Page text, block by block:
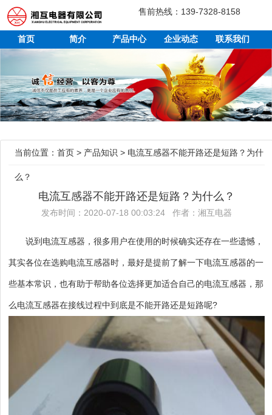
售前热线：139-7328-8158
首页 简介 产品中心 企业动态 联系我们
当前位置：首页 > 产品知识 > 电流互感器不能开路还是短路？为什
么？
电流互感器不能开路还是短路？为什么？
发布时间：2020-07-18 00:03:24 作者：湘互电器
说到电流互感器，很多用户在使用的时候确实还存在一些遗憾，
其实各位在选购电流互感器时，最好是提前了解一下电流互感器的一
些基本常识，也有助于帮助各位选择更加适合自己的电流互感器，那
么电流互感器在接线过程中到底是不能开路还是短路呢?